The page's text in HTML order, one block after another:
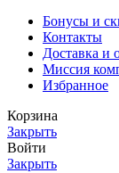
Бонусы и
Контакты
Доставка и
Миссия
Избранное
Корзина
Закрыть
Войти
Закрыть